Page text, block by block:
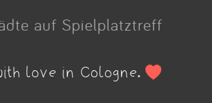
auf Spielplatztreff
love in Cologne.